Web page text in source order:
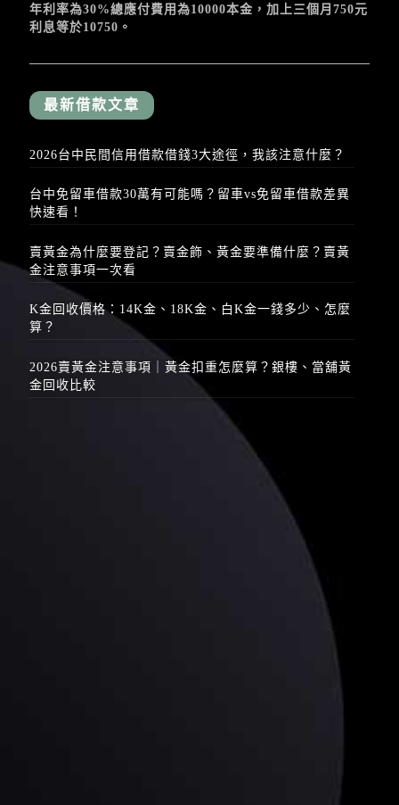
年利率為30%總應付費用為10000本金，加上三個月750元
利息等於10750。
最新借款文章
2026台中民間信用借款借錢3大途徑，我該注意什麼？
台中免留車借款30萬有可能嗎？留車vs免留車借款差異
快速看！
賣黃金為什麼要登記？賣金飾、黃金要準備什麼？賣黃
金注意事項一次看
K金回收價格：14K金、18K金、白K金一錢多少、怎麼
算？
2026賣黃金注意事項｜黃金扣重怎麼算？銀樓、當舖黃
金回收比較